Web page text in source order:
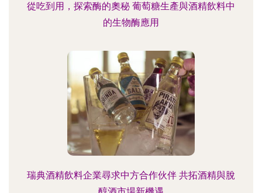
從吃到用，探索酶的奧秘 葡萄糖生產與酒精飲料中
的生物酶應用
瑞典酒精飲料企業尋求中方合作伙伴 共拓酒精與脫